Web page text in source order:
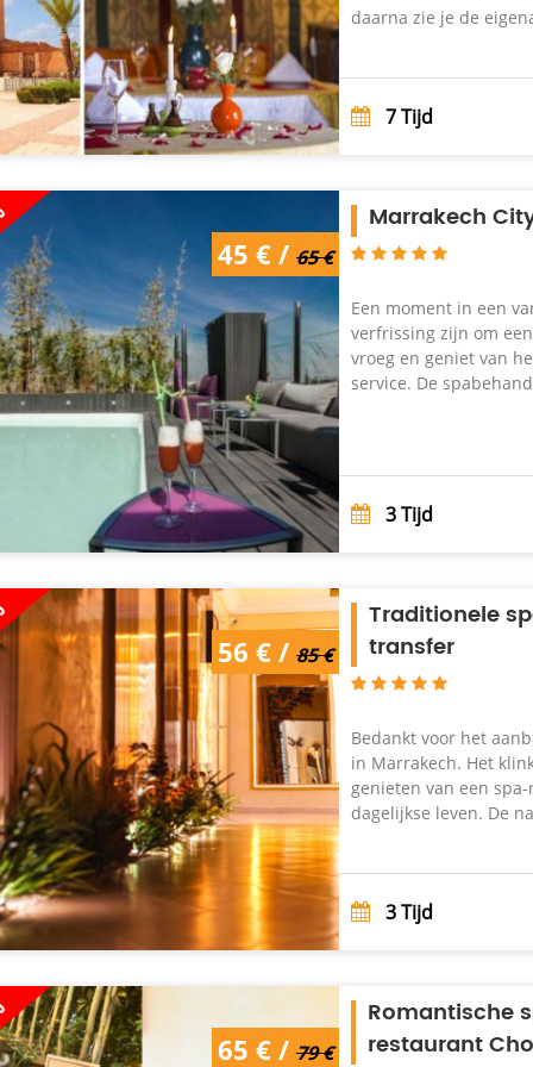
daarna zie je de
7Tijd
65 € / 45 €
45 € / 65 €
Marrakech
Een moment in een
verfrissing zijn om
vroeg en geniet van
service. De
3Tijd
85 € / 56 €
56 € / 85 €
Traditionele
transfer
Bedankt voor het
in Marrakech. Het
genieten van een
dagelijkse leven. De
3Tijd
79 € / 65 €
65 € / 79 €
Romantische
restaurant